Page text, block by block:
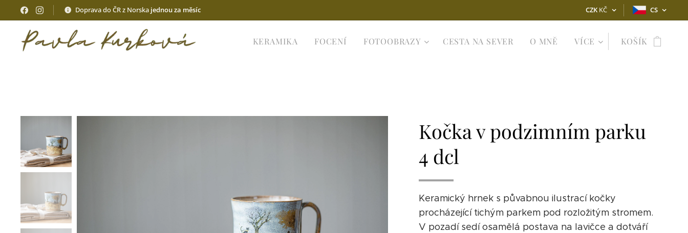
Doprava do ČR z Norska jednou za měsíc CZK KČ CS
KERAMIKA FOCENÍ FOTOOBRAZY CESTA NA SEVER O MNĚ VÍCE KOŠÍK
Kočka v podzimním parku
4 dcl
Keramický hrnek s půvabnou ilustrací kočky
procházející tichým parkem pod rozložitým stromem.
V pozadí sedí osamělá postava na lavičce a dotváří